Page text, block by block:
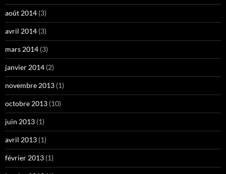
août 2014 (3)
avril 2014 (3)
mars 2014 (3)
janvier 2014 (2)
novembre 2013 (1)
octobre 2013 (10)
juin 2013 (1)
avril 2013 (1)
février 2013 (1)